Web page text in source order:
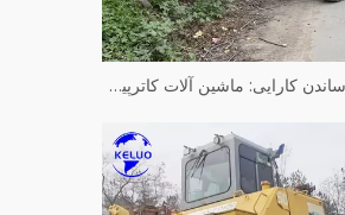
به حداکثر رساندن کارایی: ماشین آلات کاترپیلار مورد استفاده بازسازی شده